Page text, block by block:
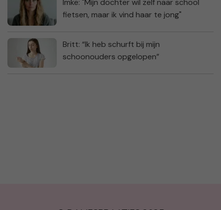
Imke: "Mijn dochter wil zelf naar school
fietsen, maar ik vind haar te jong"
Britt: “Ik heb schurft bij mijn
schoonouders opgelopen”